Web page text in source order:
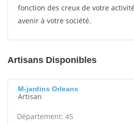
fonction des creux de votre
avenir à votre société.
Artisans Disponibles
M-jardins Orleans
Artisan
Département: 45